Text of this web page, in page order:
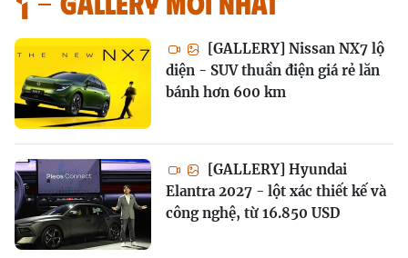
[GALLERY] Nissan NX7 lộ
diện - SUV thuần điện giá rẻ lăn
bánh hơn 600 km
[GALLERY] Hyundai
Elantra 2027 - lột xác thiết kế và
công nghệ, từ 16.850 USD